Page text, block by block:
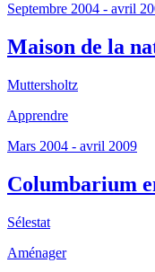
Septembre 2004 - avril
Maison de la
Muttersholtz
Apprendre
Mars 2004 - avril 2009
Columbarium
Sélestat
Aménager